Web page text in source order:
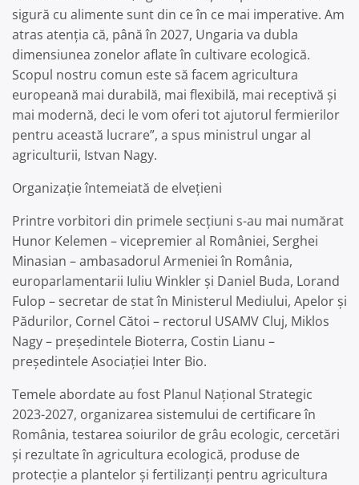
sigură cu alimente sunt din ce în ce mai imperative. Am
atras atenția că, până în 2027, Ungaria va dubla
dimensiunea zonelor aflate în cultivare ecologică.
Scopul nostru comun este să facem agricultura
europeană mai durabilă, mai flexibilă, mai receptivă și
mai modernă, deci le vom oferi tot ajutorul fermierilor
pentru această lucrare”, a spus ministrul ungar al
agriculturii, Istvan Nagy.
Organizație întemeiată de elvețieni
Printre vorbitori din primele secțiuni s-au mai numărat
Hunor Kelemen – vicepremier al României, Serghei
Minasian – ambasadorul Armeniei în România,
europarlamentarii Iuliu Winkler și Daniel Buda, Lorand
Fulop – secretar de stat în Ministerul Mediului, Apelor și
Pădurilor, Cornel Cătoi – rectorul USAMV Cluj, Miklos
Nagy – președintele Bioterra, Costin Lianu –
președintele Asociației Inter Bio.
Temele abordate au fost Planul Național Strategic
2023-2027, organizarea sistemului de certificare în
România, testarea soiurilor de grâu ecologic, cercetări
și rezultate în agricultura ecologică, produse de
protecție a plantelor și fertilizanți pentru agricultura